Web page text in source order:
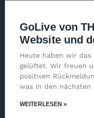
GoLive von
Website und
Heute haben wir das
gelüftet. Wir freuen
positiven
was in den nächsten
WEITERLESEN »